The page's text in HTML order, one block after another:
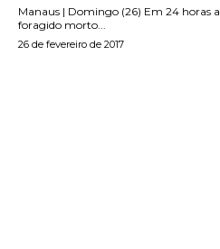
Manaus | Domingo (26) Em 24 horas a polícia identificou o 4° detento
foragido morto...
26 de fevereiro de 2017